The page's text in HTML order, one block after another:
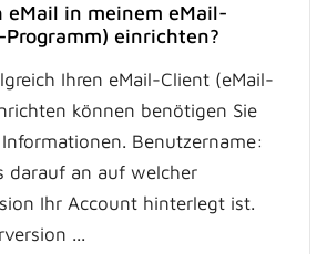
eMail in meinem eMail-
einrichten?
Ihren eMail-Client (eMail-
können benötigen Sie
Benutzername:
darauf an auf welcher
Ihr Account hinterlegt ist.
...